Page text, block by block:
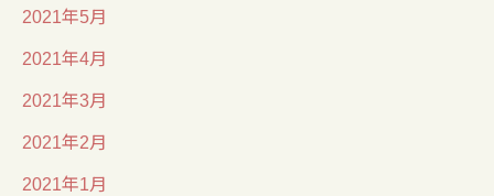
2021年5月
2021年4月
2021年3月
2021年2月
2021年1月